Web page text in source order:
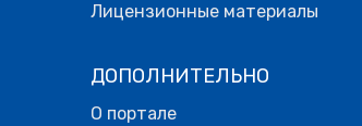
Лицензионные материалы
ДОПОЛНИТЕЛЬНО
О портале